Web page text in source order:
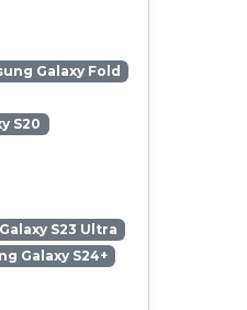
Galaxy Fold
S20
S23 Ultra
Galaxy S24+